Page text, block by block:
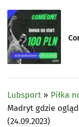
Lubsport » Piłka
Madryt gdzie
(24.09.2023)